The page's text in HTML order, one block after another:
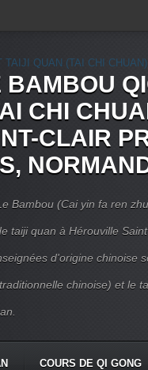
CHI
CLAIR
Bambou (Cai yin fa ren
taiji quan à Hérouville
d'origine chinoise
chinoise) et le
COURS DE QI GONG